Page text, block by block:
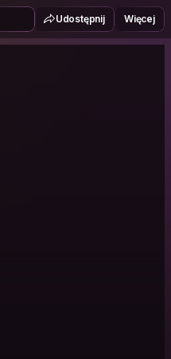
Udostępnij Więcej